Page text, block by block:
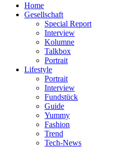
Home
Gesellschaft
Special Report
Interview
Kolumne
Talkbox
Portrait
Lifestyle
Portrait
Interview
Fundstück
Guide
Yummy
Fashion
Trend
Tech-News